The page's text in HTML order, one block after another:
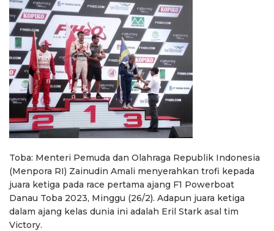
Toba: Menteri Pemuda dan Olahraga Republik Indonesia
(Menpora RI) Zainudin Amali menyerahkan trofi kepada
juara ketiga pada race pertama ajang F1 Powerboat
Danau Toba 2023, Minggu (26/2). Adapun juara ketiga
dalam ajang kelas dunia ini adalah Eril Stark asal tim
Victory.